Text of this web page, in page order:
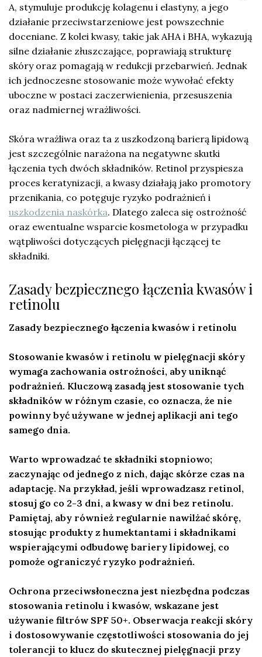
A, stymuluje produkcję kolagenu i elastyny, a jego
działanie przeciwstarzeniowe jest powszechnie
doceniane. Z kolei kwasy, takie jak AHA i BHA, wykazują
silne działanie złuszczające, poprawiają strukturę
skóry oraz pomagają w redukcji przebarwień. Jednak
ich jednoczesne stosowanie może wywołać efekty
uboczne w postaci zaczerwienienia, przesuszenia
oraz nadmiernej wrażliwości.
Skóra wrażliwa oraz ta z uszkodzoną barierą lipidową
jest szczególnie narażona na negatywne skutki
łączenia tych dwóch składników. Retinol przyspiesza
proces keratynizacji, a kwasy działają jako promotory
przenikania, co potęguje ryzyko podrażnień i
uszkodzenia naskórka. Dlatego zaleca się ostrożność
oraz ewentualne wsparcie kosmetologa w przypadku
wątpliwości dotyczących pielęgnacji łączącej te
składniki.
Zasady bezpiecznego łączenia kwasów i
retinolu
Zasady bezpiecznego łączenia kwasów i retinolu
Stosowanie kwasów i retinolu w pielęgnacji skóry
wymaga zachowania ostrożności, aby uniknąć
podrażnień. Kluczową zasadą jest stosowanie tych
składników w różnym czasie, co oznacza, że nie
powinny być używane w jednej aplikacji ani tego
samego dnia.
Warto wprowadzać te składniki stopniowo;
zaczynając od jednego z nich, dając skórze czas na
adaptację. Na przykład, jeśli wprowadzasz retinol,
stosuj go co 2-3 dni, a kwasy w dni bez retinolu.
Pamiętaj, aby również regularnie nawilżać skórę,
stosując produkty z humektantami i składnikami
wspierającymi odbudowę bariery lipidowej, co
pomoże ograniczyć ryzyko podrażnień.
Ochrona przeciwsłoneczna jest niezbędna podczas
stosowania retinolu i kwasów, wskazane jest
używanie filtrów SPF 50+. Obserwacja reakcji skóry
i dostosowywanie częstotliwości stosowania do jej
tolerancji to klucz do skutecznej pielęgnacji przy